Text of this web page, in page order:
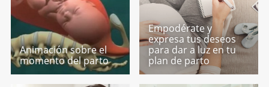
Animación sobre el
momento del parto
Empodérate y
expresa tus deseos
para dar a luz en tu
plan de parto